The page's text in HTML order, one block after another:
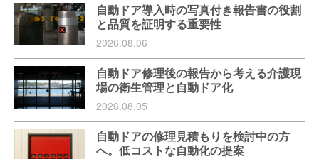
自動ドア導入時の写真付き報告書の役割
と品質を証明する重要性
2026.08.06
自動ドア修理後の報告から考える介護現
場の衛生管理と自動ドア化
2026.08.05
自動ドアの修理見積もりを検討中の方
へ。低コストな自動化の提案